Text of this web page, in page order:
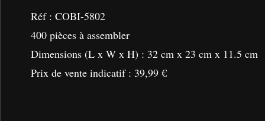
Réf : COBI-5802
400 pièces à assembler
Dimensions (L x W x H) : 32 cm x 23 cm x 11.5 cm
Prix de vente indicatif : 39,99 €